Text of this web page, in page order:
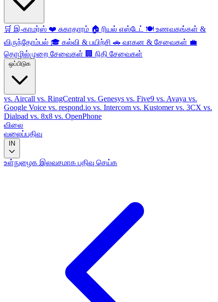
🛒 இ-காமர்ஸ் ❤️ சுகாதாரம் 🏠 ரியல் எஸ்டேட் 🍽️ உணவகங்கள் &
விருந்தோம்பல் 🎓 கல்வி & பயிற்சி 🚗 வாகன & சேவைகள் 💼
தொழில்முறை சேவைகள் 🏢 நிதி சேவைகள்
ஒப்பிடுக
vs. Aircall vs. RingCentral vs. Genesys vs. Five9 vs. Avaya vs.
Google Voice vs. respond.io vs. Intercom vs. Kustomervs. 3CX vs.
Dialpad vs. 8x8 vs. OpenPhone
விலை
வலைப்பதிவு
IN
உள்நுழைக இலவசமாக பதிவு செய்க